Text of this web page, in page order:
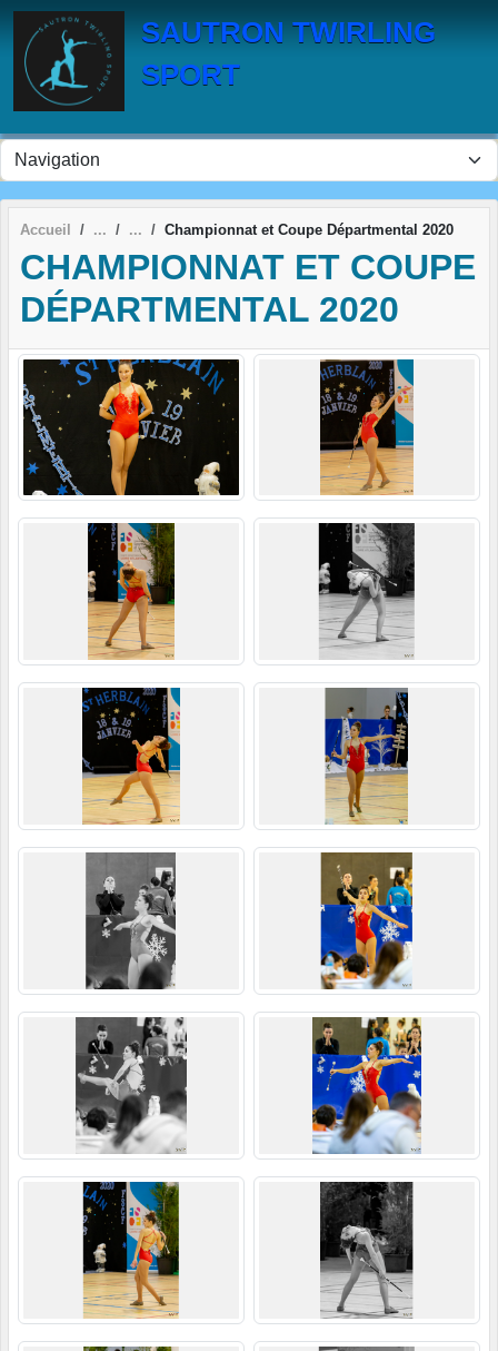
SAUTRON TWIRLING
SPORT
Accueil Championnat et Coupe Départmental 2020
CHAMPIONNAT ET COUPE
DÉPARTMENTAL 2020
Panneau de gestion des cookies